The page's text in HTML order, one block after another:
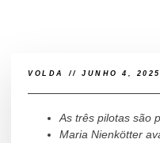
VOLDA // JUNHO 4, 2025
As três pilotas são
Maria Nienkötter